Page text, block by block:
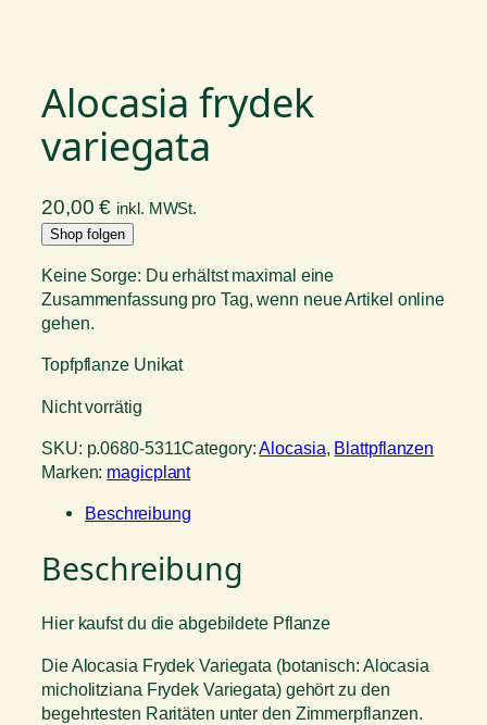
Alocasia frydek
variegata
20,00€ inkl. MWSt.
Shop folgen
Keine Sorge: Du erhältst maximal eine
Zusammenfassung pro Tag, wenn neue Artikel online
gehen.
Topfpflanze Unikat
Nicht vorrätig
SKU: p.0680-5311Category:Alocasia, Blattpflanzen
Marken: magicplant
Beschreibung
Beschreibung
Hier kaufst du die abgebildete Pflanze
Die Alocasia Frydek Variegata (botanisch: Alocasia
micholitziana Frydek Variegata) gehört zu den
begehrtesten Raritäten unter den Zimmerpflanzen.